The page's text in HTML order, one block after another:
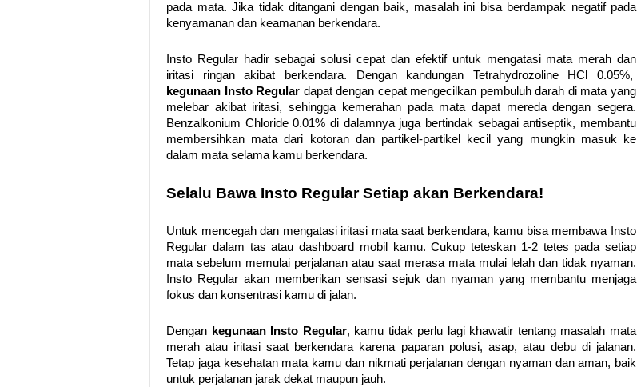
pada mata. Jika tidak ditangani dengan baik, masalah ini bisa berdampak negatif pada
kenyamanan dan keamanan berkendara.
Insto Regular hadir sebagai solusi cepat dan efektif untuk mengatasi mata merah dan
iritasi ringan akibat berkendara. Dengan kandungan Tetrahydrozoline HCl 0.05%,
kegunaan Insto Regular dapat dengan cepat mengecilkan pembuluh darah di mata yang
melebar akibat iritasi, sehingga kemerahan pada mata dapat mereda dengan segera.
Benzalkonium Chloride 0.01% di dalamnya juga bertindak sebagai antiseptik, membantu
membersihkan mata dari kotoran dan partikel-partikel kecil yang mungkin masuk ke
dalam mata selama kamu berkendara.
Selalu Bawa Insto Regular Setiap akan Berkendara!
Untuk mencegah dan mengatasi iritasi mata saat berkendara, kamu bisa membawa Insto
Regular dalam tas atau dashboard mobil kamu. Cukup teteskan 1-2 tetes pada setiap
mata sebelum memulai perjalanan atau saat merasa mata mulai lelah dan tidak nyaman.
Insto Regular akan memberikan sensasi sejuk dan nyaman yang membantu menjaga
fokus dan konsentrasi kamu di jalan.
Dengan kegunaan Insto Regular, kamu tidak perlu lagi khawatir tentang masalah mata
merah atau iritasi saat berkendara karena paparan polusi, asap, atau debu di jalanan.
Tetap jaga kesehatan mata kamu dan nikmati perjalanan dengan nyaman dan aman, baik
untuk perjalanan jarak dekat maupun jauh.